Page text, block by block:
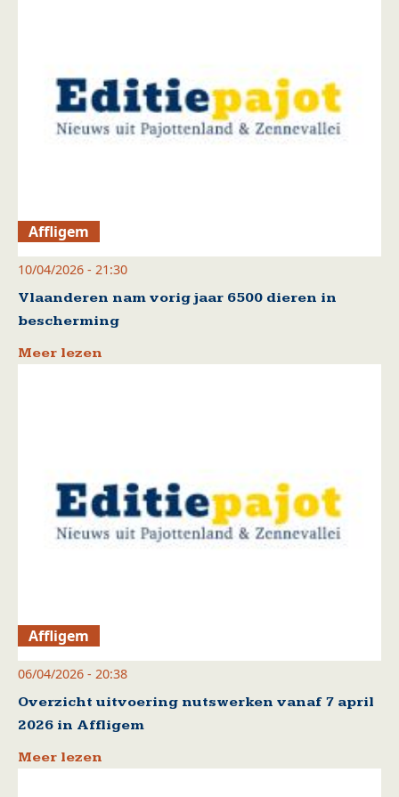
Affligem
10/04/2026 - 21:30
Vlaanderen nam vorig jaar 6500 dieren in
bescherming
Meer lezen
Affligem
06/04/2026 - 20:38
Overzicht uitvoering nutswerken vanaf 7 april
2026 in Affligem
Meer lezen